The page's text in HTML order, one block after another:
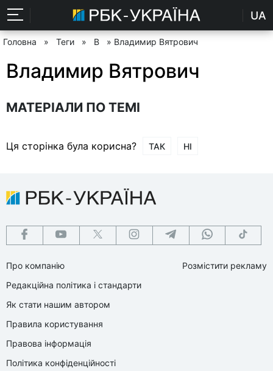
UA
Головна » Теги » В » Владимир Вятрович
Владимир Вятрович
МАТЕРІАЛИ ПО ТЕМІ
Ця сторінка була корисна? ТАК НІ
Про компанію
Редакційна політика і стандарти
Як стати нашим автором
Правила користування
Правова інформація
Політика конфіденційності
Розмістити рекламу